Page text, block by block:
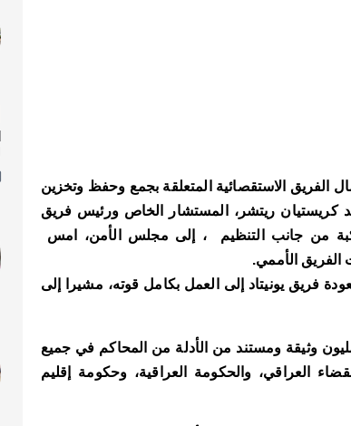
الفريق الاستقصائية المتعلقة بجمع وحفظ وتخزين
كريستيان ريتشر، المستشار الخاص ورئيس فريق
من جانب التنظيم ، إلى مجلس الأمن، امس
الفريق الأممي.
فريق يونيتاد إلى العمل بكامل قوته، مشيرا إلى
الفترة المشمولة بالتقرير، قمنا بحفظ وتحويل أكثر من 4.5 مليون وثيقة ومستند من الأدلة من المحاكم في جميع
العراقي، والحكومة العراقية، وحكومة إقليم